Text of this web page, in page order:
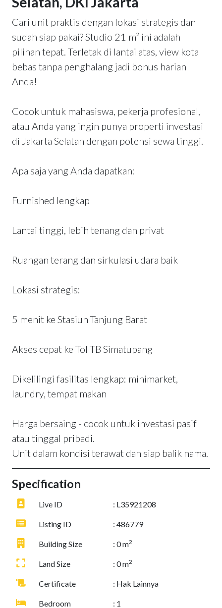
Cari unit praktis dengan lokasi strategis dan
sudah siap pakai? Studio 21 m² ini adalah
pilihan tepat. Terletak di lantai atas, view kota
bebas tanpa penghalang jadi bonus harian
Anda!
Cocok untuk mahasiswa, pekerja profesional,
atau Anda yang ingin punya properti investasi
di Jakarta Selatan dengan potensi sewa tinggi.
Apa saja yang Anda dapatkan:
Furnished lengkap
Lantai tinggi, lebih tenang dan privat
Ruangan terang dan sirkulasi udara baik
Lokasi strategis:
5 menit ke Stasiun Tanjung Barat
Akses cepat ke Tol TB Simatupang
Dikelilingi fasilitas lengkap: minimarket,
laundry, tempat makan
Harga bersaing - cocok untuk investasi pasif
atau tinggal pribadi.
Unit dalam kondisi terawat dan siap balik nama.
Specification
Live ID : L35921208
Listing ID : 486779
Building Size : 0 m2
Land Size : 0 m2
Certificate : Hak Lainnya
Bedroom : 1